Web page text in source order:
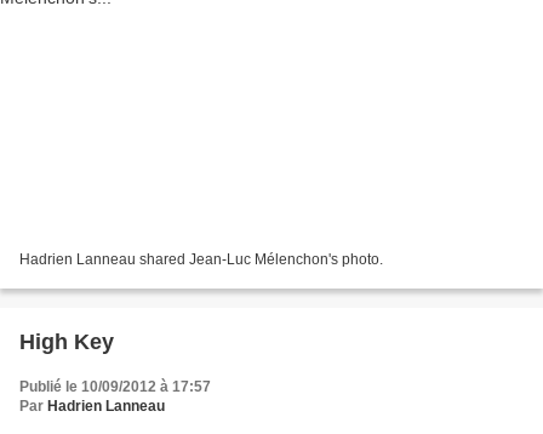
Hadrien Lanneau shared Jean-Luc Mélenchon's photo.
High Key
Publié le 10/09/2012 à 17:57
Par Hadrien Lanneau